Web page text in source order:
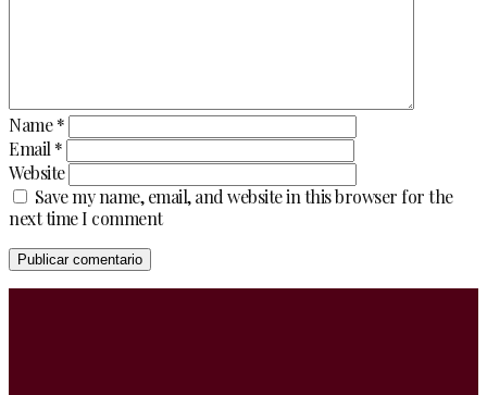
Name*
Email *
Website
Save my name, email, and website in this browser for the
next time I comment